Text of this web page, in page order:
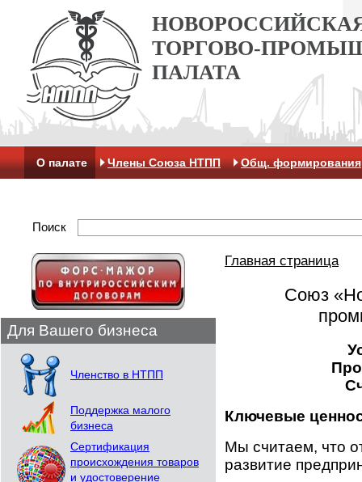
ТОРГОВО-
ПАЛАТА
О палате Члены Союза НТПП Общ. формирования
Поиск
Для Вашего бизнеса
Членство в НТПП
Поддержка малого
бизнеса
Сертификация
происхождения товаров
и удостоверение
Главная страница
Союз
Ключевые
Мы считаем, что
развитие